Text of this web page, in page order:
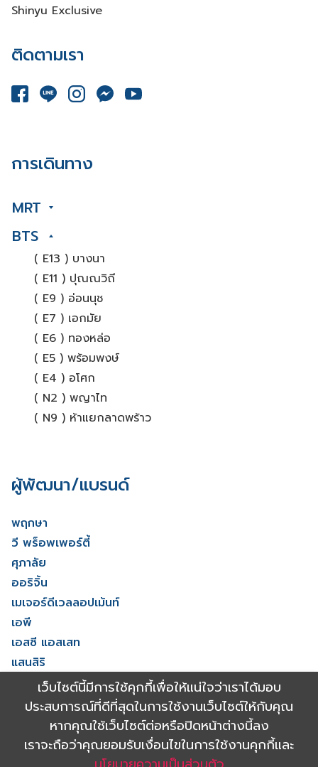
Shinyu Exclusive
ติดตามเรา
การเดินทาง
MRT
BTS
( E13 ) บางนา
( E11 ) ปุณณวิถี
( E9 ) อ่อนนุช
( E7 ) เอกมัย
( E6 ) ทองหล่อ
( E5 ) พร้อมพงษ์
( E4 ) อโศก
( N2 ) พญาไท
( N9 ) ห้าแยกลาดพร้าว
ผู้พัฒนา/แบรนด์
พฤกษา
วี พร็อพเพอร์ตี้
ศุภาลัย
ออริจิ้น
เมเจอร์ดีเวลลอปเม้นท์
เอพี
เอสซี แอสเสท
แสนสิริ
โนเบิล ดีเวลลอปเมนท์
ไรมอน แลนด์
ดูทั้งหมด
เว็บไซต์นี้มีการใช้คุกกี้เพื่อให้แน่ใจว่าเราได้มอบ
ประสบการณ์ที่ดีที่สุดในการใช้งานเว็บไซต์ให้กับคุณ
หากคุณใช้เว็บไซต์ต่อหรือปิดหน้าต่างนี้ลง
เราจะถือว่าคุณยอมรับเงื่อนไขในการใช้งานคุกกี้และ